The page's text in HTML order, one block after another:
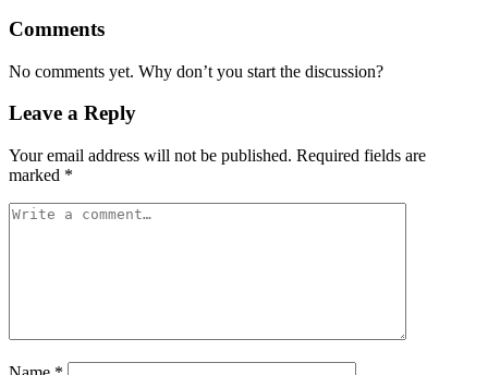
Comments
No comments yet. Why don’t you start the discussion?
Leave a Reply
Your email address will not be published. Required fields are
marked *